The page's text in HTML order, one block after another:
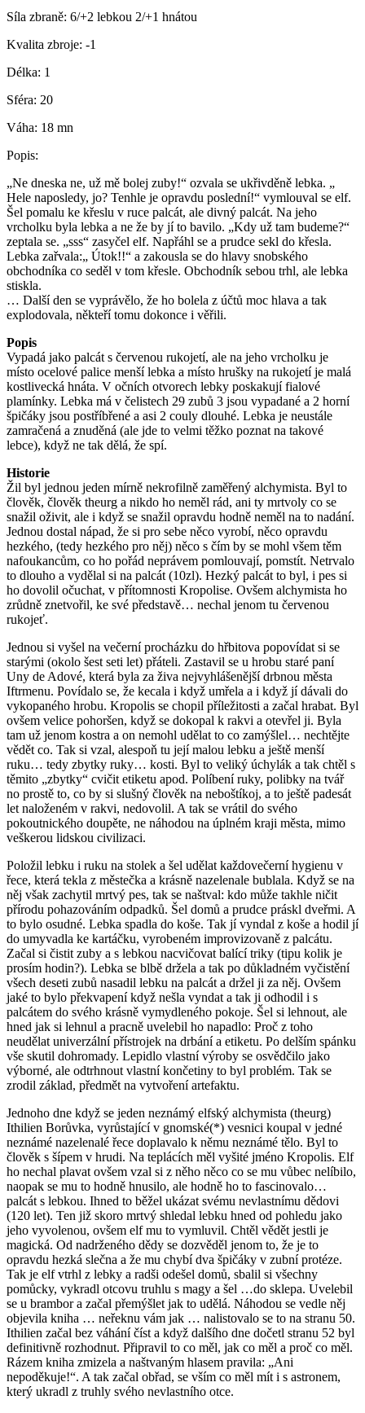
Síla zbraně: 6/+2 lebkou 2/+1 hnátou
Kvalita zbroje: -1
Délka: 1
Sféra: 20
Váha: 18 mn
Popis:
„Ne dneska ne, už mě bolej zuby!“ ozvala se ukřivděně lebka. „
Hele naposledy, jo? Tenhle je opravdu poslední!“ vymlouval se elf.
Šel pomalu ke křeslu v ruce palcát, ale divný palcát. Na jeho
vrcholku byla lebka a ne že by jí to bavilo. „Kdy už tam budeme?“
zeptala se. „sss“ zasyčel elf. Napřáhl se a prudce sekl do křesla.
Lebka zařvala:„ Útok!!“ a zakousla se do hlavy snobského
obchodníka co seděl v tom křesle. Obchodník sebou trhl, ale lebka
stiskla.
… Další den se vyprávělo, že ho bolela z účtů moc hlava a tak
explodovala, někteří tomu dokonce i věřili.
Popis
Vypadá jako palcát s červenou rukojetí, ale na jeho vrcholku je
místo ocelové palice menší lebka a místo hrušky na rukojetí je malá
kostlivecká hnáta. V očních otvorech lebky poskakují fialové
plamínky. Lebka má v čelistech 29 zubů 3 jsou vypadané a 2 horní
špičáky jsou postříbřené a asi 2 couly dlouhé. Lebka je neustále
zamračená a znuděná (ale jde to velmi těžko poznat na takové
lebce), když ne tak dělá, že spí.
Historie
Žil byl jednou jeden mírně nekrofilně zaměřený alchymista. Byl to
člověk, člověk theurg a nikdo ho neměl rád, ani ty mrtvoly co se
snažil oživit, ale i když se snažil opravdu hodně neměl na to nadání.
Jednou dostal nápad, že si pro sebe něco vyrobí, něco opravdu
hezkého, (tedy hezkého pro něj) něco s čím by se mohl všem těm
nafoukancům, co ho pořád neprávem pomlouvají, pomstít. Netrvalo
to dlouho a vydělal si na palcát (10zl). Hezký palcát to byl, i pes si
ho dovolil očuchat, v přítomnosti Kropolise. Ovšem alchymista ho
zrůdně znetvořil, ke své představě… nechal jenom tu červenou
rukojeť.
Jednou si vyšel na večerní procházku do hřbitova popovídat si se
starými (okolo šest seti let) přáteli. Zastavil se u hrobu staré paní
Uny de Adové, která byla za živa nejvyhlášenější drbnou města
Iftrmenu. Povídalo se, že kecala i když umřela a i když jí dávali do
vykopaného hrobu. Kropolis se chopil příležitosti a začal hrabat. Byl
ovšem velice pohoršen, když se dokopal k rakvi a otevřel ji. Byla
tam už jenom kostra a on nemohl udělat to co zamýšlel… nechtějte
vědět co. Tak si vzal, alespoň tu její malou lebku a ještě menší
ruku… tedy zbytky ruky… kosti. Byl to veliký úchylák a tak chtěl s
těmito „zbytky“ cvičit etiketu apod. Políbení ruky, polibky na tvář
no prostě to, co by si slušný člověk na neboštíkoj, a to ještě padesát
let naloženém v rakvi, nedovolil. A tak se vrátil do svého
pokoutnického doupěte, ne náhodou na úplném kraji města, mimo
veškerou lidskou civilizaci.
Položil lebku i ruku na stolek a šel udělat každovečerní hygienu v
řece, která tekla z městečka a krásně nazelenale bublala. Když se na
něj však zachytil mrtvý pes, tak se naštval: kdo může takhle ničit
přírodu pohazováním odpadků. Šel domů a prudce práskl dveřmi. A
to bylo osudné. Lebka spadla do koše. Tak jí vyndal z koše a hodil jí
do umyvadla ke kartáčku, vyrobeném improvizovaně z palcátu.
Začal si čistit zuby a s lebkou nacvičovat balící triky (tipu kolik je
prosím hodin?). Lebka se blbě držela a tak po důkladném vyčistění
všech deseti zubů nasadil lebku na palcát a držel ji za něj. Ovšem
jaké to bylo překvapení když nešla vyndat a tak ji odhodil i s
palcátem do svého krásně vymydleného pokoje. Šel si lehnout, ale
hned jak si lehnul a pracně uvelebil ho napadlo: Proč z toho
neudělat univerzální přístrojek na drbání a etiketu. Po delším spánku
vše skutil dohromady. Lepidlo vlastní výroby se osvědčilo jako
výborné, ale odtrhnout vlastní končetiny to byl problém. Tak se
zrodil základ, předmět na vytvoření artefaktu.
Jednoho dne když se jeden neznámý elfský alchymista (theurg)
Ithilien Borůvka, vyrůstající v gnomské(*) vesnici koupal v jedné
neznámé nazelenalé řece doplavalo k němu neznámé tělo. Byl to
člověk s šípem v hrudi. Na teplácích měl vyšité jméno Kropolis. Elf
ho nechal plavat ovšem vzal si z něho něco co se mu vůbec nelíbilo,
naopak se mu to hodně hnusilo, ale hodně ho to fascinovalo…
palcát s lebkou. Ihned to běžel ukázat svému nevlastnímu dědovi
(120 let). Ten již skoro mrtvý shledal lebku hned od pohledu jako
jeho vyvolenou, ovšem elf mu to vymluvil. Chtěl vědět jestli je
magická. Od nadrženého dědy se dozvěděl jenom to, že je to
opravdu hezká slečna a že mu chybí dva špičáky v zubní protéze.
Tak je elf vtrhl z lebky a radši odešel domů, sbalil si všechny
pomůcky, vykradl otcovu truhlu s magy a šel …do sklepa. Uvelebil
se u brambor a začal přemýšlet jak to udělá. Náhodou se vedle něj
objevila kniha … neřeknu vám jak … nalistovalo se to na stranu 50.
Ithilien začal bez váhání číst a když dalšího dne dočetl stranu 52 byl
definitivně rozhodnut. Připravil to co měl, jak co měl a proč co měl.
Rázem kniha zmizela a naštvaným hlasem pravila: „Ani
nepoděkuje!“. A tak začal obřad, se vším co měl mít i s astronem,
který ukradl z truhly svého nevlastního otce.